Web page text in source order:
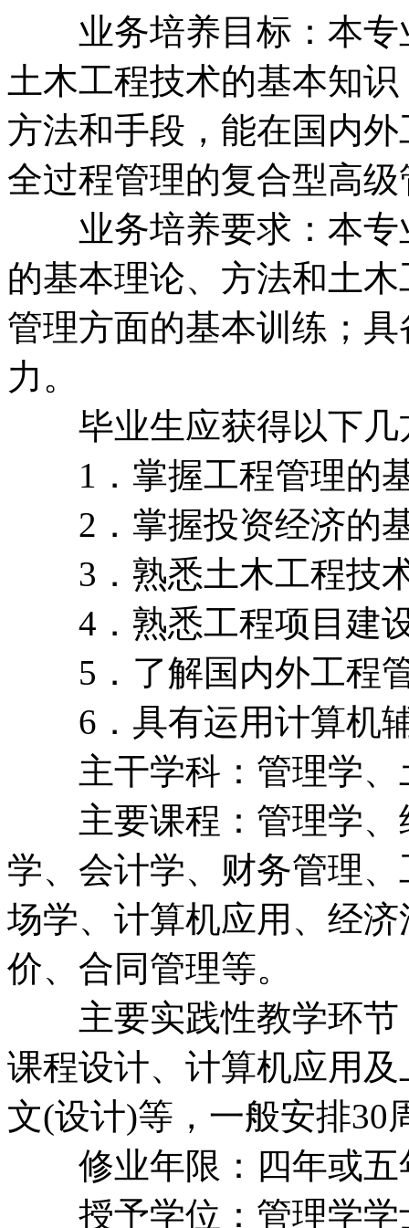
业务培养目标：本专
土木工程技术的基本知
方法和手段，能在国内
全过程管理的复合型高
业务培养要求：本专
的基本理论、方法和土
管理方面的基本训练；
力。
毕业生应获得以下几
1．掌握工程管理的
2．掌握投资经济的基
3．熟悉土木工程技
4．熟悉工程项目建设
5．了解国内外工程
6．具有运用计算机辅
主干学科：管理学、
主要课程：管理学、
学、会计学、财务管理
场学、计算机应用、经
价、合同管理等。
主要实践性教学环节
课程设计、计算机应用
文(设计)等，一般安排30
修业年限：四年或五
授予学位：管理学学